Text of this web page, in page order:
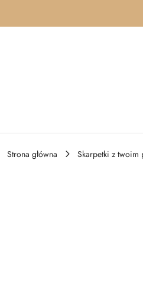
Strona główna Skarpetki z twoim